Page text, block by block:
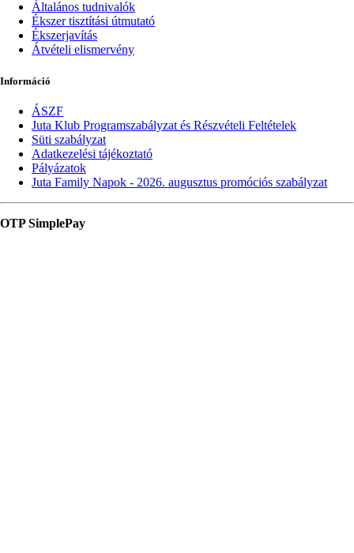
Általános tudnivalók
Ékszer tisztítási útmutató
Ékszerjavítás
Átvételi elismervény
Információ
ÁSZF
Juta Klub Programszabályzat és Részvételi Feltételek
Süti szabályzat
Adatkezelési tájékoztató
Pályázatok
Juta Family Napok - 2026. augusztus promóciós szabályzat
OTP SimplePay